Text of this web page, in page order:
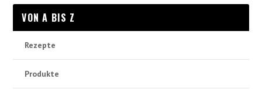
VON A BIS Z
Rezepte
Produkte